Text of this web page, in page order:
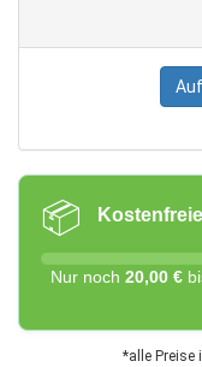
📦
Nur noch 20,00 €
*alle Preise